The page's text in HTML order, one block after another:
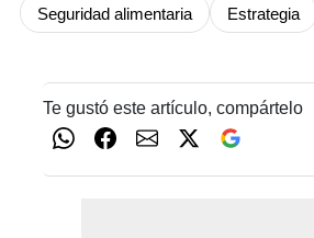
Seguridad alimentaria Estrategia
Te gustó este artículo, compártelo